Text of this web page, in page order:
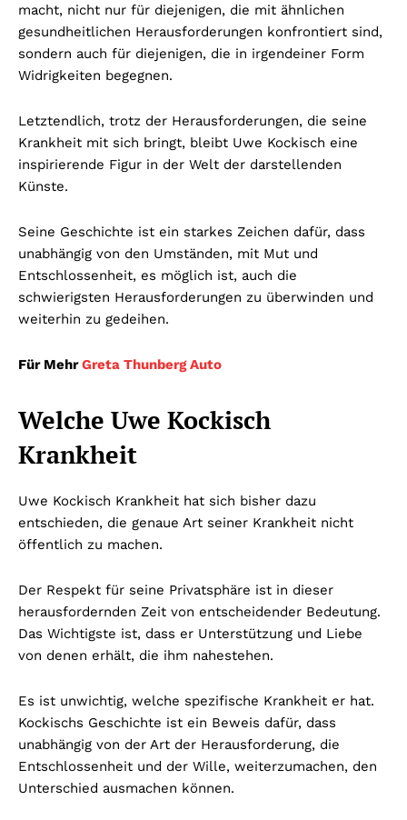
macht, nicht nur für diejenigen, die mit ähnlichen
gesundheitlichen Herausforderungen konfrontiert sind,
sondern auch für diejenigen, die in irgendeiner Form
Widrigkeiten begegnen.
Letztendlich, trotz der Herausforderungen, die seine
Krankheit mit sich bringt, bleibt Uwe Kockisch eine
inspirierende Figur in der Welt der darstellenden
Künste.
Seine Geschichte ist ein starkes Zeichen dafür, dass
unabhängig von den Umständen, mit Mut und
Entschlossenheit, es möglich ist, auch die
schwierigsten Herausforderungen zu überwinden und
weiterhin zu gedeihen.
Für MehrGreta Thunberg Auto
Welche Uwe Kockisch
Krankheit
Uwe Kockisch Krankheit hat sich bisher dazu
entschieden, die genaue Art seiner Krankheit nicht
öffentlich zu machen.
Der Respekt für seine Privatsphäre ist in dieser
herausfordernden Zeit von entscheidender Bedeutung.
Das Wichtigste ist, dass er Unterstützung und Liebe
von denen erhält, die ihm nahestehen.
Es ist unwichtig, welche spezifische Krankheit er hat.
Kockischs Geschichte ist ein Beweis dafür, dass
unabhängig von der Art der Herausforderung, die
Entschlossenheit und der Wille, weiterzumachen, den
Unterschied ausmachen können.